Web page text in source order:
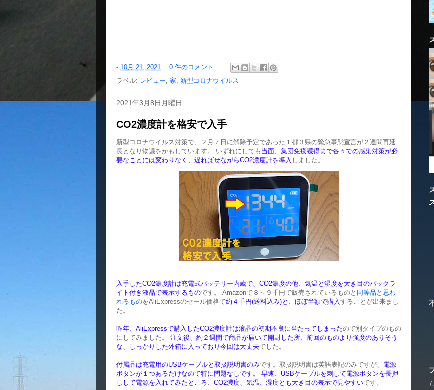
- 10月 21, 2021
0 件のコメント:
ラベル: レビュー 家 新型コロナウイルス
2021年3月8日月曜日
CO2濃度計を格安で入手
新型コロナウイルス対策で、２月７日に解除予定であった１都３県の緊急事態宣言が２週間再延
長となり物議をかもしています。 いずれにしても 当面、集団免疫獲得まで各々での感染対策が必
要なことには変わりなく、遅ればせながらCO2濃度計を導入 しました。
入手したCO2濃度計は充電式バッテリー内蔵で、CO2濃度の他、気温と湿度を大き目のバックラ
イト付き液晶で表示するものです。 Amazonで８～９千円で販売されているものと 同等品と思わ
れるものをAliExpressのセール価格で約４千円(送料込み)と、ほぼ半額で購入 することが出来まし
た。
昨年、AliExpressで購入したCO2濃度計は液晶の初期不良に当たってしまったので別タイプのもの
にしてみました。 注文後、約２週間で商品が届いて開封した所、前回のものより強度のありそう
な、しっかりした外箱に入っており今回は大丈夫でした。
付属品は充電用のUSBケーブルと取扱説明書のみです。取扱説明書は英語表記のみですが、 電源
ボタンが１つあるだけなので特に問題なしです。 早速、USBケーブルを刺して電源ボタンを長押
しして電源を入れてみたところ、CO2濃度、気温、湿度とも大き目の表示で見やすいです。 7